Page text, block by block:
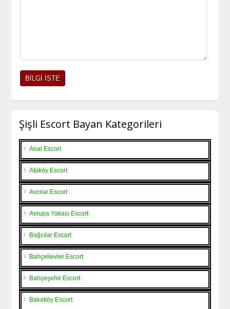
Şişli Escort Bayan Kategorileri
Anal Escort
Ataköy Escort
Avcılar Escort
Avrupa Yakası Escort
Bağcılar Escort
Bahçelievler Escort
Bahçeşehir Escort
Bakırköy Escort